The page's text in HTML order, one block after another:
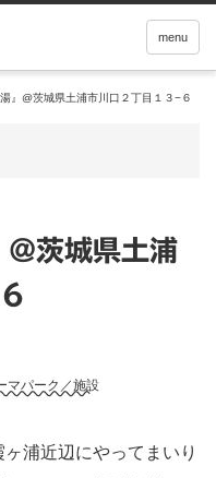
menu
湯』@茨城県土浦市川口２丁目１３−６
@茨城県土浦
マパーク／施設
浦近辺にやってまいり